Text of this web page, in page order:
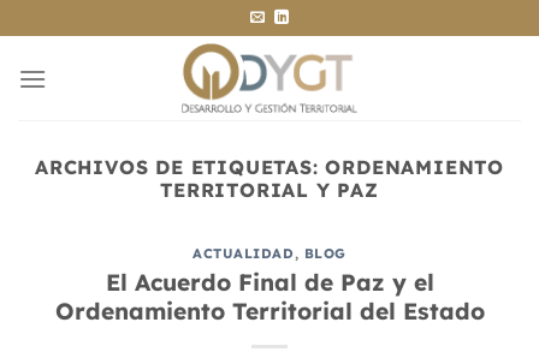
al
contenido
ARCHIVOS DE ETIQUETAS:ORDENAMIENTO
TERRITORIAL Y PAZ
ACTUALIDAD, BLOG
El Acuerdo Final de Paz y el
Ordenamiento Territorial del Estado